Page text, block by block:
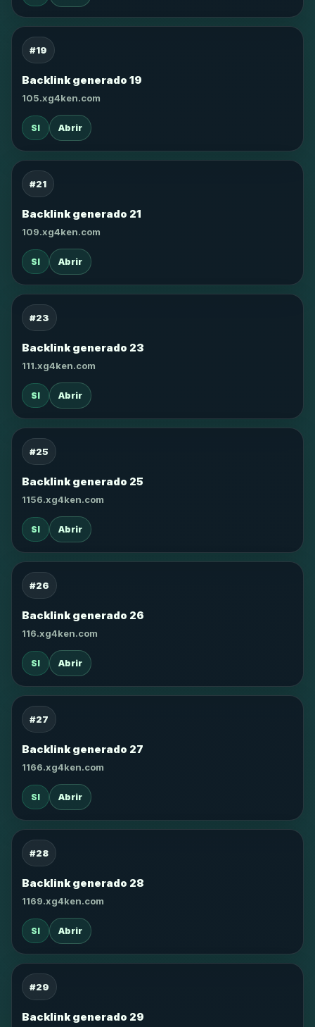
#19
Backlink generado 19
105.xg4ken.com
SI Abrir
#21
Backlink generado 21
109.xg4ken.com
SI Abrir
#23
Backlink generado 23
111.xg4ken.com
SI Abrir
#25
Backlink generado 25
1156.xg4ken.com
SI Abrir
#26
Backlink generado 26
116.xg4ken.com
SI Abrir
#27
Backlink generado 27
1166.xg4ken.com
SI Abrir
#28
Backlink generado 28
1169.xg4ken.com
SI Abrir
#29
Backlink generado 29